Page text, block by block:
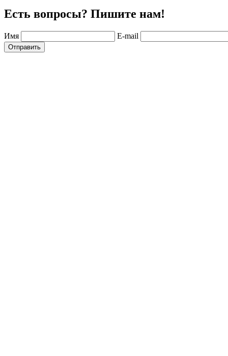
Есть вопросы? Пишите нам!
Имя E-mail